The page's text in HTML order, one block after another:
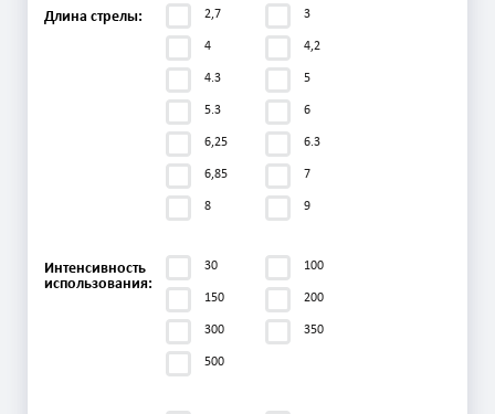
Длина стрелы: 2,7 3
4 4,2
4.3 5
5.3 6
6,25 6.3
6,85 7
8 9
Интенсивность
использования:
30 100
150 200
300 350
500